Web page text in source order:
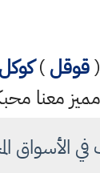
(قوقل)كوكل
معنا
الأسواق